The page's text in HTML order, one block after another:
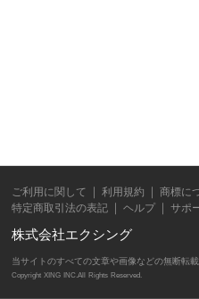
ご利用に関して 利用規約 商標に
特定商取引法の表記
ヘルプ サポ
株式会社エクシング
当サイトのすべての文章や画像などの無断転
Copyright XING INC.All Rights Reserved.